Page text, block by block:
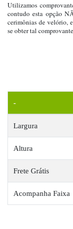
Utilizamos
contudo esta opção
cerimônias de velório,
se obter tal
-
Largura
Altura
Frete Grátis
Acompanha Faixa